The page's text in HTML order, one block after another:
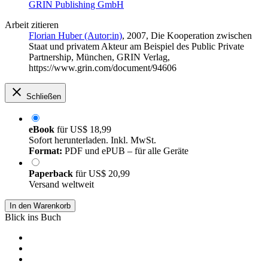
GRIN Publishing GmbH
Arbeit zitieren
Florian Huber (Autor:in), 2007, Die Kooperation zwischen
Staat und privatem Akteur am Beispiel des Public Private
Partnership, München, GRIN Verlag,
https://www.grin.com/document/94606
Schließen
eBook fürUS$ 18,99
Sofort herunterladen. Inkl. MwSt.
Format: PDF und ePUB – für alle Geräte
Paperback fürUS$ 20,99
Versand weltweit
In den Warenkorb
Blick ins Buch